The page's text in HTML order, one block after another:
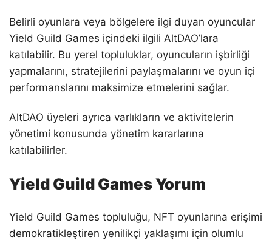
Belirli oyunlara veya bölgelere ilgi duyan oyuncular
Yield Guild Games içindeki ilgili AltDAO’lara
katılabilir. Bu yerel topluluklar, oyuncuların işbirliği
yapmalarını, stratejilerini paylaşmalarını ve oyun içi
performanslarını maksimize etmelerini sağlar.
AltDAO üyeleri ayrıca varlıkların ve aktivitelerin
yönetimi konusunda yönetim kararlarına
katılabilirler.
Yield Guild Games Yorum
Yield Guild Games topluluğu, NFT oyunlarına erişimi
demokratikleştiren yenilikçi yaklaşımı için olumlu